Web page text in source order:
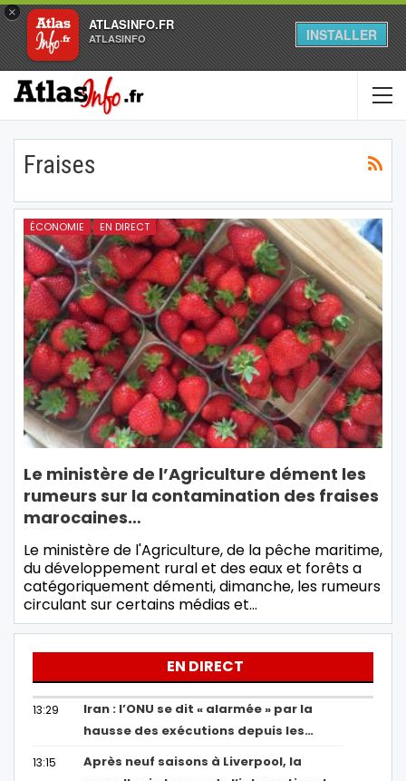
×
ATLASINFO.FR
ATLASINFO INSTALLER
Fraises
ÉCONOMIE EN DIRECT
Le ministère de l’Agriculture dément les
rumeurs sur la contamination des fraises
marocaines…
Le ministère de l'Agriculture, de la pêche maritime,
du développement rural et des eaux et forêts a
catégoriquement démenti, dimanche, les rumeurs
circulant sur certains médias et…
EN DIRECT
13:29
Iran : l’ONU se dit « alarmée » par la
hausse des exécutions depuis les…
13:15
Après neuf saisons à Liverpool, la